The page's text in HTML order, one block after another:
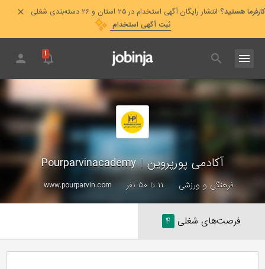
کارفرما هستید؟ انتشار رایگان آگهی استخدام در ۲۵ استان و ۲۶ دسته‌بندی شغلی
ثبت آگهی استخدام
۱
آکادمی پورپروین|
Pourparvinacademy
فرهنگی و ورزشی ۱۱ تا ۵۰ نفر www.pourparvin.com
فرصت‌های شغلی ۴